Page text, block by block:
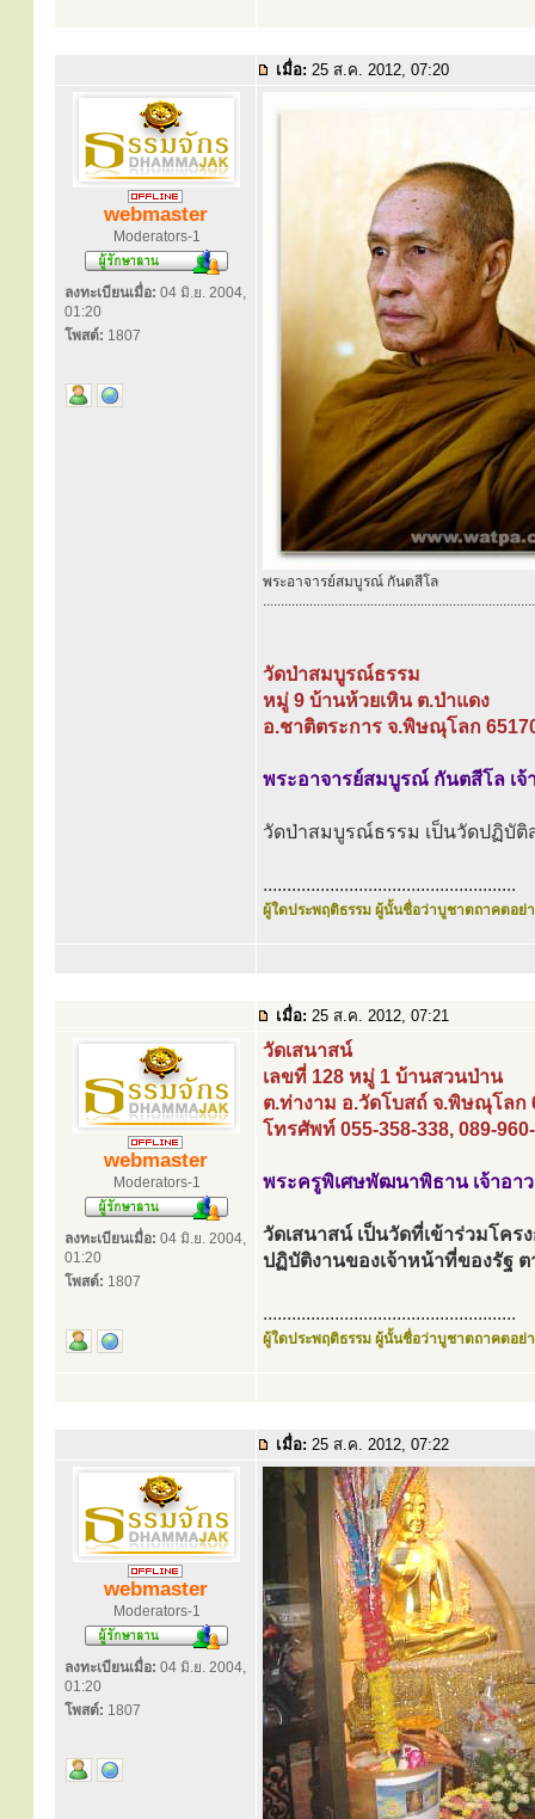
เมื่อ: 25 ส.ค. 2012, 07:20
webmaster
Moderators-1
ลงทะเบียนเมื่อ: 04 มิ.ย. 2004,
01:20
โพสต์: 1807
พระอาจารย์สมบูรณ์ กันตสีโล
............................................................................
วัดป่าสมบูรณ์ธรรม
หมู่ 9 บ้านห้วยเหิน ต.ป่าแดง
อ.ชาติตระการ จ.พิษณุโลก
พระอาจารย์สมบูรณ์ กันตสีโล เจ้
วัดป่าสมบูรณ์ธรรม เป็นวัดปฏิบั
.....................................................
ผู้ใดประพฤติธรรม ผู้นั้นชื่อว่าบูชาตถาคตอย่า
เมื่อ: 25 ส.ค. 2012, 07:21
webmaster
Moderators-1
ลงทะเบียนเมื่อ: 04 มิ.ย. 2004,
01:20
โพสต์: 1807
วัดเสนาสน์
เลขที่ 128 หมู่ 1 บ้านสวนป่าน
ต.ท่างาม อ.วัดโบสถ์ จ.พิษณุโลก
โทรศัพท์ 055-358-338, 089-
พระครูพิเศษพัฒนาพิธาน เจ้าอา
วัดเสนาสน์ เป็นวัดที่เข้าร่วมโค
ปฏิบัติงานของเจ้าหน้าที่ของรัฐ
.....................................................
ผู้ใดประพฤติธรรม ผู้นั้นชื่อว่าบูชาตถาคตอย่า
เมื่อ: 25 ส.ค. 2012, 07:22
webmaster
Moderators-1
ลงทะเบียนเมื่อ: 04 มิ.ย. 2004,
01:20
โพสต์: 1807